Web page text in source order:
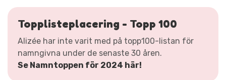
Topplisteplacering - Topp 100
Alizée har inte varit med på topp100-listan för
namngivna under de senaste 30 åren.
Se Namntoppen för 2024 här!